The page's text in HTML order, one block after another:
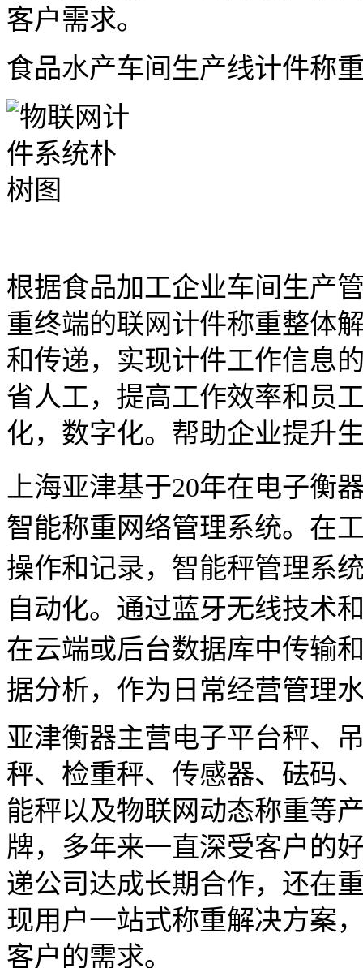
客户需求。
食品水产车间生产线计件称
根据食品加工企业车间生产
重终端的联网计件称重整体
和传递，实现计件工作信息
省人工，提高工作效率和员
化，数字化。帮助企业提升
上海亚津基于20年在电子衡
智能称重网络管理系统。在
操作和记录，智能秤管理系
自动化。通过蓝牙无线技术
在云端或后台数据库中传输
据分析，作为日常经营管理
亚津衡器主营电子平台秤、
秤、检重秤、传感器、砝码
能秤以及物联网动态称重等
牌，多年来一直深受客户的
递公司达成长期合作，还在
现用户一站式称重解决方案
客户的需求。